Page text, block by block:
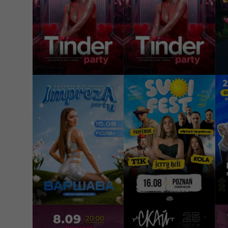
Kraków, Four Music
Club
50 PLN
КУПИТИ
Lublin, Unicorn
Lounge&Club
50 PLN
КУПИТИ
15/08/202622:00
Impreza Party -
Тусовка для наших
Warszawa, Opera Club
50 PLN
КУПИТИ
16/08/2026 15:00
SVOI FEST
Poznań, Stadion
Golęcin
199 - 290 PLN
КУПИТИ
08/09/202620:00 10/09/202620:00